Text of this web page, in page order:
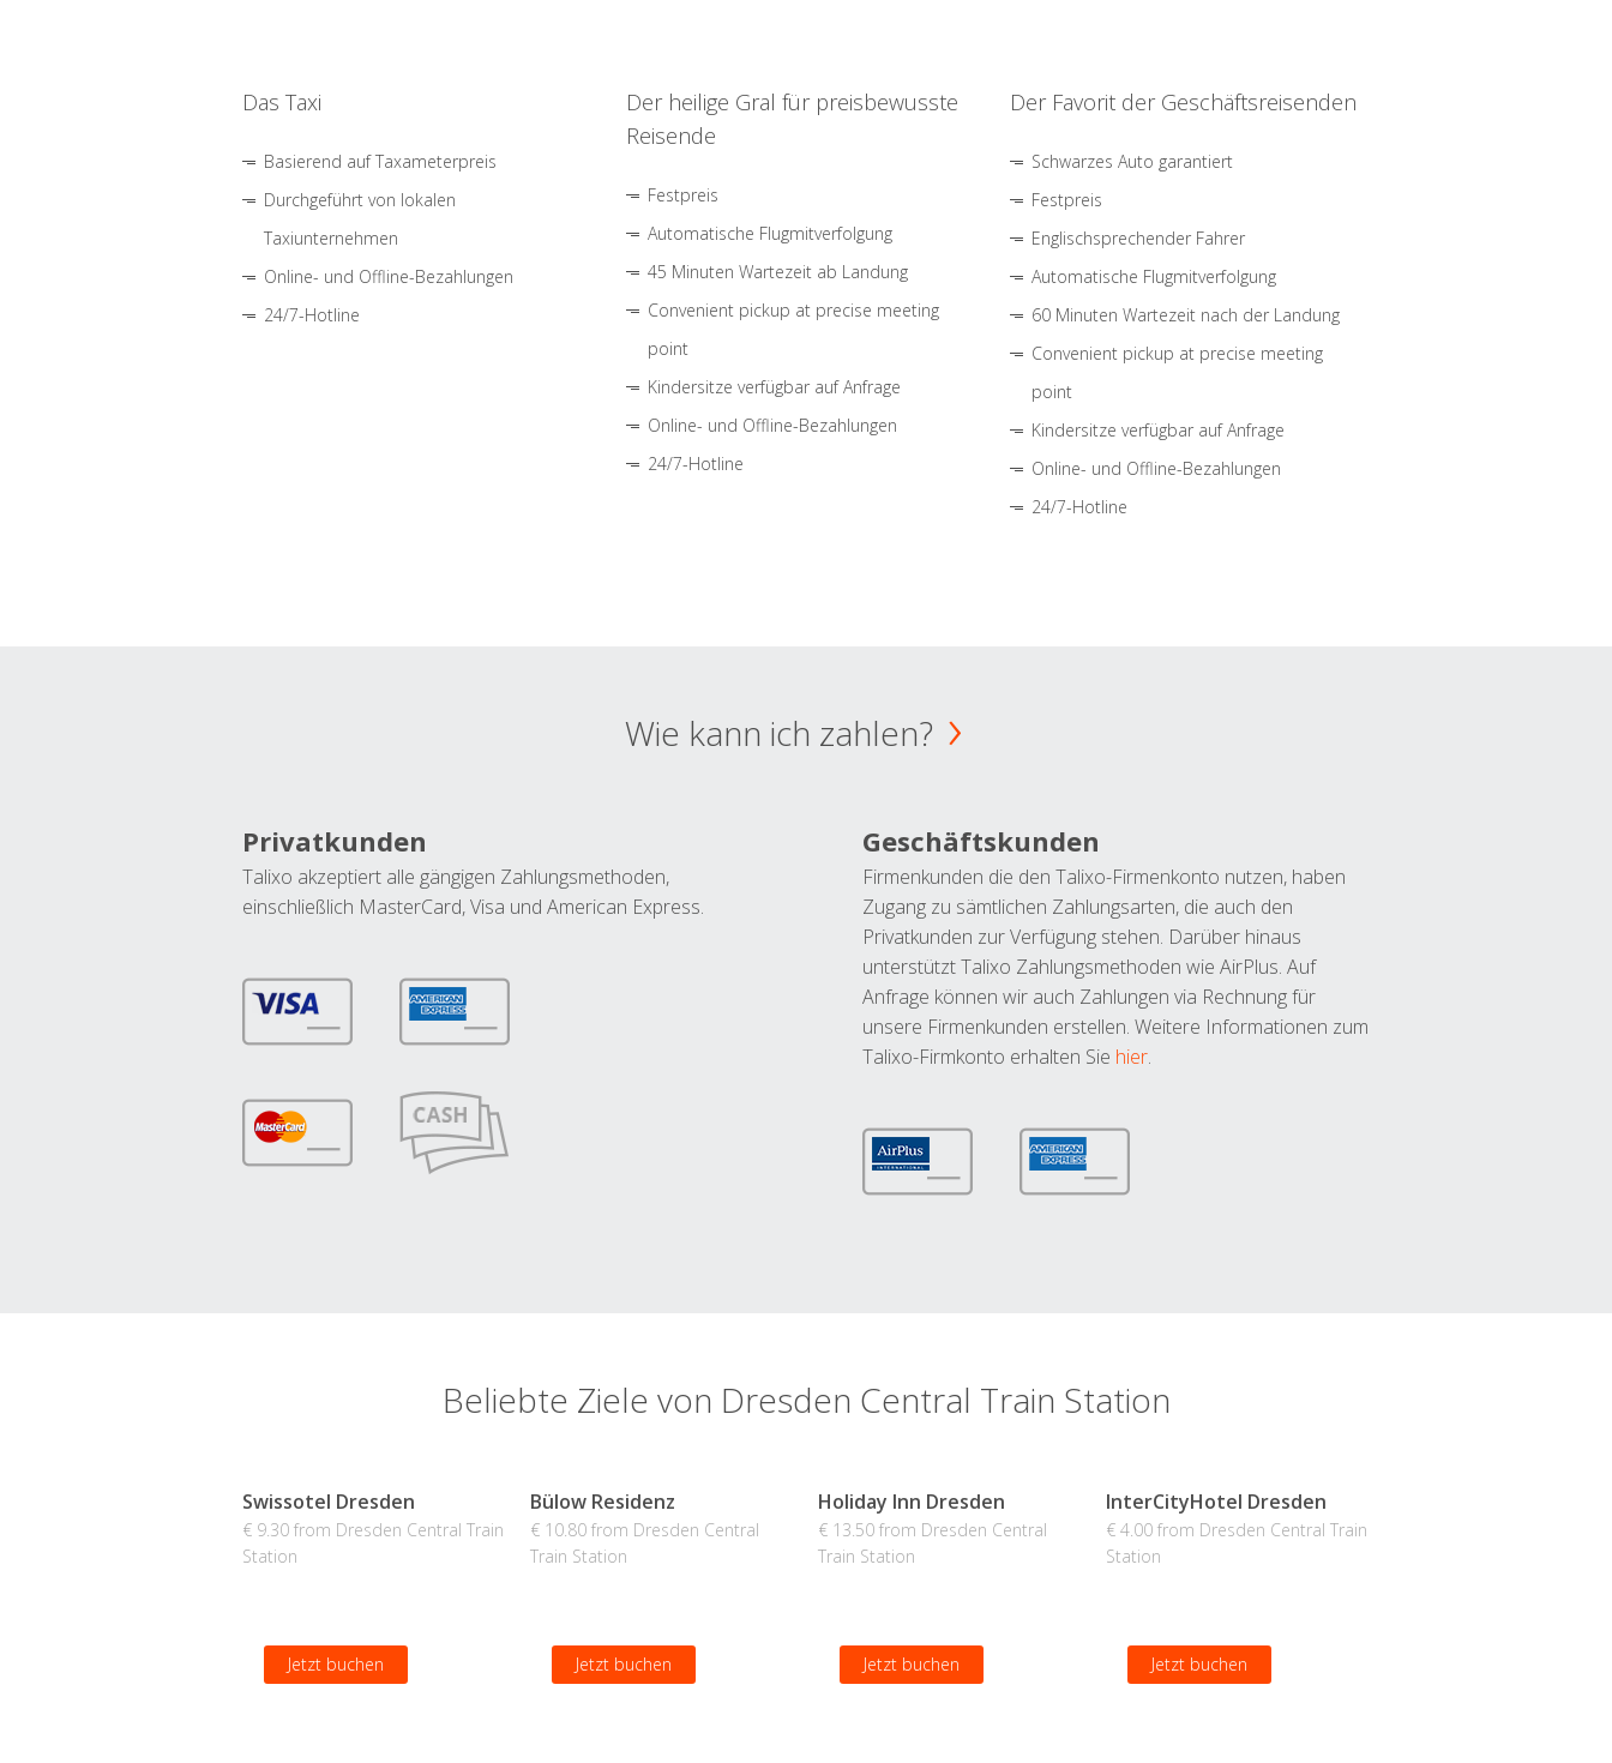
Das Taxi
Basierend auf Taxameterpreis
Durchgeführt von lokalen
Taxiunternehmen
Online- und Offline-Bezahlungen
24/7-Hotline
Der heilige Gral für preisbewusste
Reisende
Festpreis
Automatische Flugmitverfolgung
45 Minuten Wartezeit ab Landung
Convenient pickup at precise meeting
point
Kindersitze verfügbar auf Anfrage
Online- und Offline-Bezahlungen
24/7-Hotline
Der Favorit der Geschäftsreisenden
Schwarzes Auto garantiert
Festpreis
Englischsprechender Fahrer
Automatische Flugmitverfolgung
60 Minuten Wartezeit nach der Landung
Convenient pickup at precise meeting
point
Kindersitze verfügbar auf Anfrage
Online- und Offline-Bezahlungen
24/7-Hotline
Wie kann ich zahlen?
Privatkunden
Talixo akzeptiert alle gängigen Zahlungsmethoden,
einschließlich MasterCard, Visa und American Express.
Geschäftskunden
Firmenkunden die den Talixo-Firmenkonto nutzen, haben
Zugang zu sämtlichen Zahlungsarten, die auch den
Privatkunden zur Verfügung stehen. Darüber hinaus
unterstützt Talixo Zahlungsmethoden wie AirPlus. Auf
Anfrage können wir auch Zahlungen via Rechnung für
unsere Firmenkunden erstellen. Weitere Informationen zum
Talixo-Firmkonto erhalten Sie hier.
Beliebte Ziele von Dresden Central Train Station
Swissotel Dresden
€ 9.30 from Dresden Central Train
Station
Jetzt buchen
Bülow Residenz
€ 10.80 from Dresden Central
Train Station
Jetzt buchen
Holiday Inn Dresden
€ 13.50 from Dresden Central
Train Station
Jetzt buchen
InterCityHotel Dresden
€ 4.00 from Dresden Central Train
Station
Jetzt buchen